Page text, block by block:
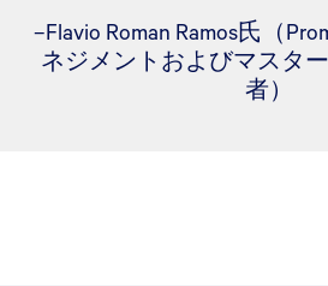
–Flavio Roman Ramos氏（
ネジメントおよびマスタ
者）